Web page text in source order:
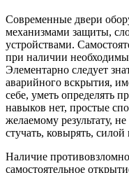
Современные двери
механизмами защиты,
устройствами.
при наличии
Элементарно следует
аварийного вскрытия,
себе, уметь определять
навыков нет, простые
желаемому результату,
стучать, ковырять, силой
Наличие
самостоятельное